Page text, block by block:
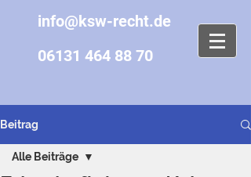
info@ksw-recht.de
06131 464 88 70
Beitrag
Alle Beiträge